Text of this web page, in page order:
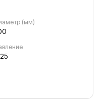
(мм)